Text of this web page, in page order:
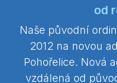
od
Naše původní
2012 na novou
Pohořelice. Nová
vzdálená od